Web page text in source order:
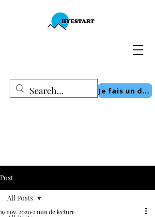
Je fais un don
Post
All Posts
19 nov. 2020 2 min de lecture